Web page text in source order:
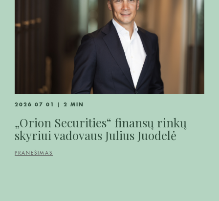
2026 07 01 | 2 MIN
„Orion Securities“ finansų rinkų
skyriui vadovaus Julius Juodelė
PRANEŠIMAS